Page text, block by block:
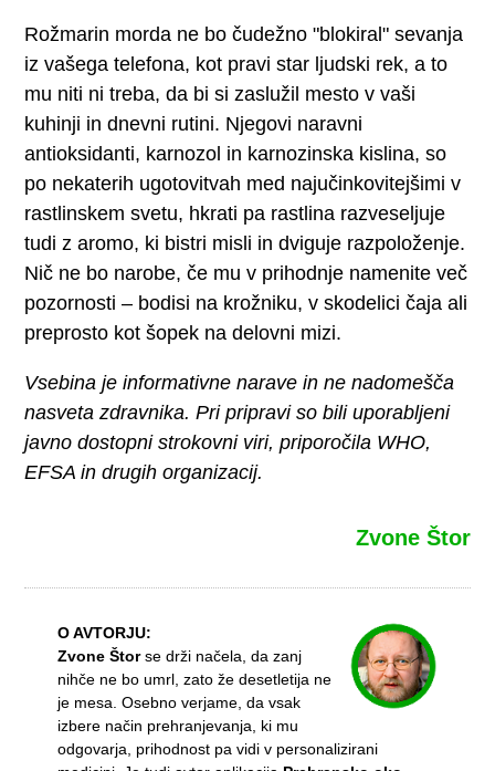
Rožmarin morda ne bo čudežno "blokiral" sevanja
iz vašega telefona, kot pravi star ljudski rek, a to
mu niti ni treba, da bi si zaslužil mesto v vaši
kuhinji in dnevni rutini. Njegovi naravni
antioksidanti, karnozol in karnozinska kislina, so
po nekaterih ugotovitvah med najučinkovitejšimi v
rastlinskem svetu, hkrati pa rastlina razveseljuje
tudi z aromo, ki bistri misli in dviguje razpoloženje.
Nič ne bo narobe, če mu v prihodnje namenite več
pozornosti – bodisi na krožniku, v skodelici čaja ali
preprosto kot šopek na delovni mizi.
Vsebina je informativne narave in ne nadomešča
nasveta zdravnika. Pri pripravi so bili uporabljeni
javno dostopni strokovni viri, priporočila WHO,
EFSA in drugih organizacij.
Zvone Štor
O AVTORJU:
Zvone Štorse drži načela, da zanj
nihče ne bo umrl, zato že desetletija ne
je mesa. Osebno verjame, da vsak
izbere način prehranjevanja, ki mu
odgovarja, prihodnost pa vidi v personalizirani